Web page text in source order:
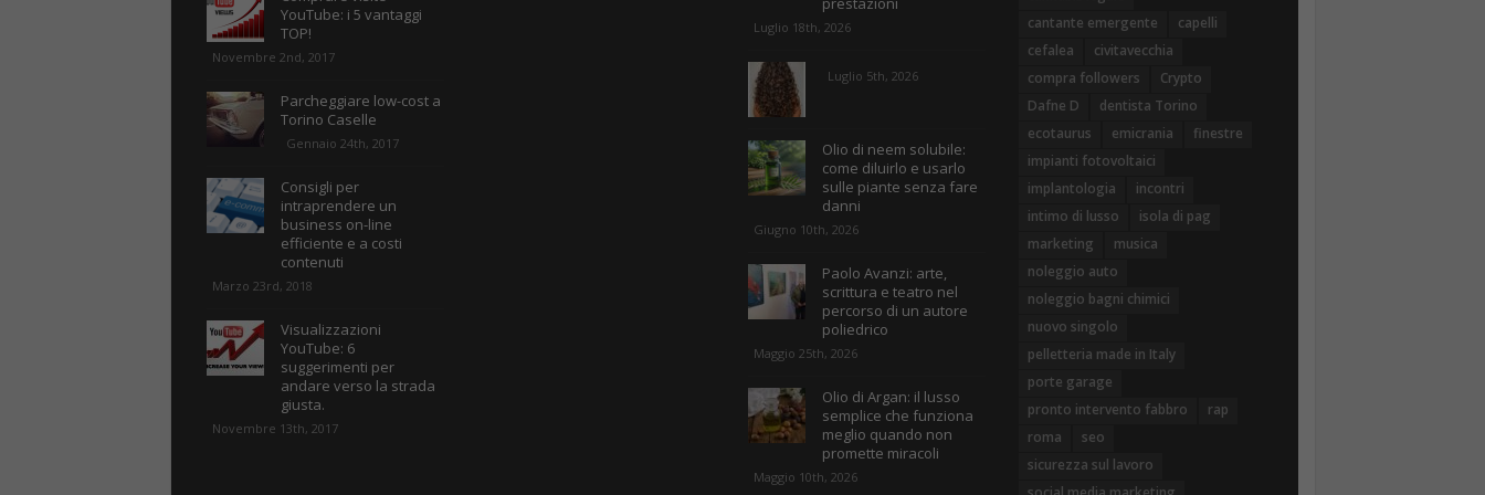
YouTube: i 5 vantaggi
TOP!
Novembre 2nd, 2017
Parcheggiare low-cost a
Torino Caselle
Gennaio 24th, 2017
Consigli per
intraprendere un
business on-line
efficiente e a costi
contenuti
Marzo 23rd, 2018
Visualizzazioni
YouTube: 6
suggerimenti per
andare verso la strada
giusta.
Novembre 13th, 2017
Luglio 18th, 2026
Luglio 5th, 2026
Olio di neem solubile:
come diluirlo e usarlo
sulle piante senza fare
danni
Giugno 10th, 2026
Paolo Avanzi: arte,
scrittura e teatro nel
percorso di un autore
poliedrico
Maggio 25th, 2026
Olio di Argan: il lusso
semplice che funziona
meglio quando non
promette miracoli
Maggio 10th, 2026
cantante emergente
capelli
cefalea
civitavecchia
compra followers
Crypto
Dafne D
dentista Torino
ecotaurus
emicrania
finestre
impianti fotovoltaici
implantologia
incontri
intimo di lusso
isola di pag
marketing
musica
noleggio auto
noleggio bagni chimici
nuovo singolo
pelletteria made in Italy
porte garage
pronto intervento fabbro
rap
roma
seo
sicurezza sul lavoro